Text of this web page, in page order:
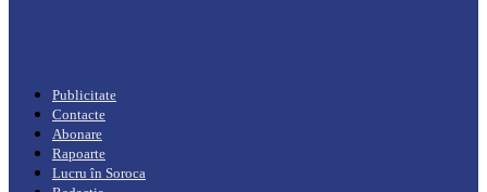
Publicitate
Contacte
Abonare
Rapoarte
Lucru în Soroca